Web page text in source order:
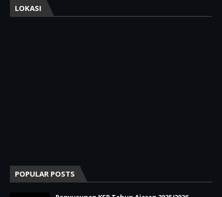
LOKASI
POPULAR POSTS